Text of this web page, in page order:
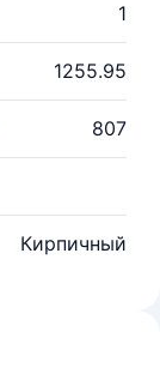
1
1255.95
807
Кирпичный